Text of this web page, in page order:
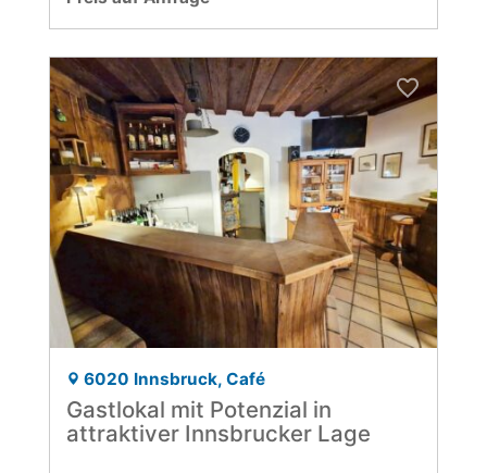
6020 Innsbruck, Café
Gastlokal mit Potenzial in
attraktiver Innsbrucker Lage